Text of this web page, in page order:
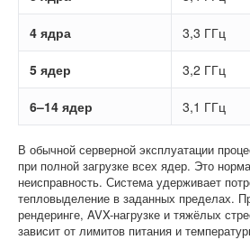
4 ядра 3,3 ГГц
5 ядер 3,2 ГГц
6–14 ядер 3,1 ГГц
В обычной серверной эксплуатации
при полной загрузке всех ядер. Это
неисправность. Система удерживает
тепловыделение в заданных пределах.
рендеринге, AVX-нагрузке и тяжёлых
зависит от лимитов питания и